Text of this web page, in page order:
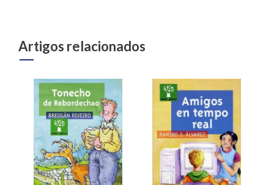
Artigos relacionados